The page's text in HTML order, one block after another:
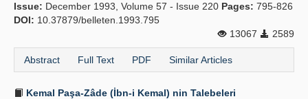
Issue: December 1993, Volume 57 - Issue 220 Pages: 795-826
DOI: 10.37879/belleten.1993.795
13067
2589
Abstract Full Text PDF Similar Articles
Kemal Paşa-Zâde (İbn-i Kemal) nin Talebeleri